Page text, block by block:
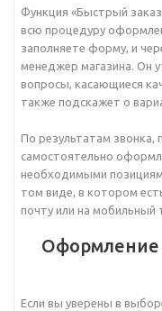
Функция «Быстрый
всю процедуру
заполняете форму, и
менеджер магазина. Он
вопросы, касающиеся
также подскажет о
По результатам звонка,
самостоятельно
необходимыми
том виде, в котором
почту или на
Оформление
Если вы уверены в